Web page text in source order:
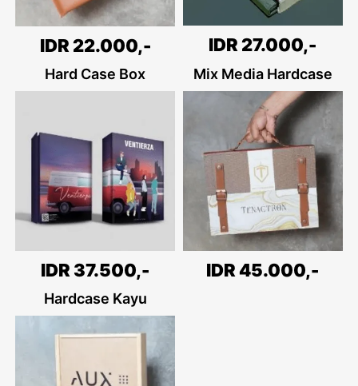
IDR 22.000,- IDR 27.000,-
Hard Case Box
IDR 37.500,-
Mix Media Hardcase
IDR 45.000,-
Hardcase Kayu